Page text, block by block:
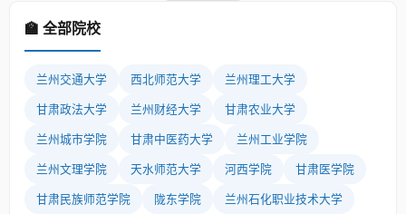
🏫 全部院校
兰州交通大学 西北师范大学 兰州理工大学
甘肃政法大学 兰州财经大学 甘肃农业大学
兰州城市学院 甘肃中医药大学 兰州工业学院
兰州文理学院 天水师范大学 河西学院 甘肃医学院
甘肃民族师范学院 陇东学院 兰州石化职业技术大学